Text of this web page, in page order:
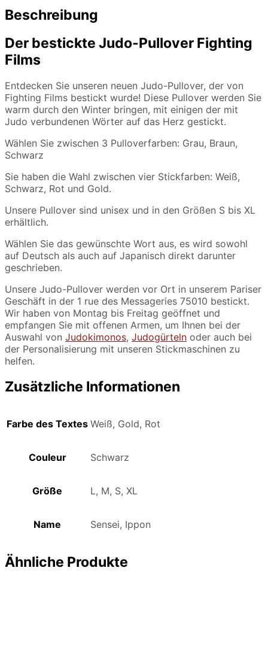
Beschreibung
Der bestickte Judo-Pullover Fighting
Films
Entdecken Sie unseren neuen Judo-Pullover, der von
Fighting Films bestickt wurde! Diese Pullover werden Sie
warm durch den Winter bringen, mit einigen der mit
Judo verbundenen Wörter auf das Herz gestickt.
Wählen Sie zwischen 3 Pulloverfarben: Grau, Braun,
Schwarz
Sie haben die Wahl zwischen vier Stickfarben: Weiß,
Schwarz, Rot und Gold.
Unsere Pullover sind unisex und in den Größen S bis XL
erhältlich.
Wählen Sie das gewünschte Wort aus, es wird sowohl
auf Deutsch als auch auf Japanisch direkt darunter
geschrieben.
Unsere Judo-Pullover werden vor Ort in unserem Pariser
Geschäft in der 1 rue des Messageries 75010 bestickt.
Wir haben von Montag bis Freitag geöffnet und
empfangen Sie mit offenen Armen, um Ihnen bei der
Auswahl von Judokimonos, Judogürteln oder auch bei
der Personalisierung mit unseren Stickmaschinen zu
helfen.
Zusätzliche Informationen
Farbe des Textes Weiß, Gold, Rot
Couleur Schwarz
Größe L, M, S, XL
Name Sensei, Ippon
Ähnliche Produkte